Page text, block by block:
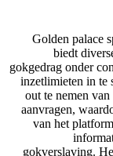
Golden palace
biedt
gokgedrag onder
inzetlimieten in te
out te nemen
aanvragen,
van het
gokverslaving.